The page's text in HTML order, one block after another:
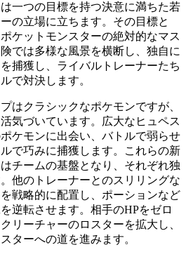
一つの目標を持つ決意に満ちた若
の立場に立ちます。その目標と
ケットモンスターの絶対的なマス
では多様な風景を横断し、独自に
捕獲し、ライバルトレーナーたち
で対決します。
はクラシックなポケモンですが、
気づいています。広大なヒュペス
ケモンに出会い、バトルで弱らせ
で巧みに捕獲します。これらの新
チームの基盤となり、それぞれ独
他のトレーナーとのスリリングな
戦略的に配置し、ポーションなど
逆転させます。相手のHPをゼロ
リーチャーのロスターを拡大し、
ターへの道を進みます。